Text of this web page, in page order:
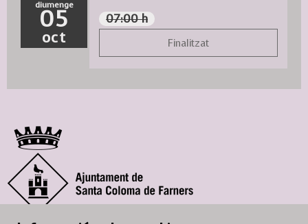
diumenge
05
oct
07:00 h
Finalitzat